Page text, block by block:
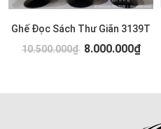
Ghế Đọc Sách Thư Giãn 3139T
10.500.000₫ 8.000.000₫